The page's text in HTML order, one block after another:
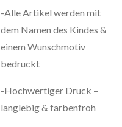
-Alle Artikel werden mit
dem Namen des Kindes &
einem Wunschmotiv
bedruckt
-Hochwertiger Druck –
langlebig & farbenfroh